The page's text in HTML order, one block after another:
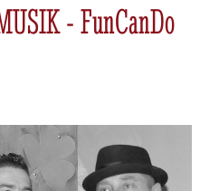
- FunCanDo